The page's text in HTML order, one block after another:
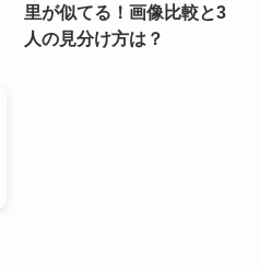
里が似てる！画像比較と3
人の見分け方は？